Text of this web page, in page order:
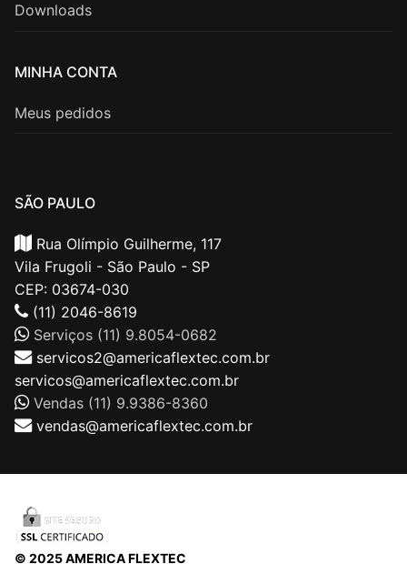
Downloads
MINHA CONTA
Meus pedidos
SÃO PAULO
Rua Olímpio Guilherme, 117
Vila Frugoli - São Paulo - SP
CEP: 03674-030
(11) 2046-8619
Serviços (11) 9.8054-0682
servicos2@americaflextec.com.br
servicos@americaflextec.com.br
Vendas (11) 9.9386-8360
vendas@americaflextec.com.br
© 2025 AMERICA FLEXTEC